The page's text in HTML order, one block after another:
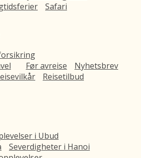
Safari
Før avreise
Nyhetsbrev
Reisetilbud
i Ubud
Severdigheter i Hanoi